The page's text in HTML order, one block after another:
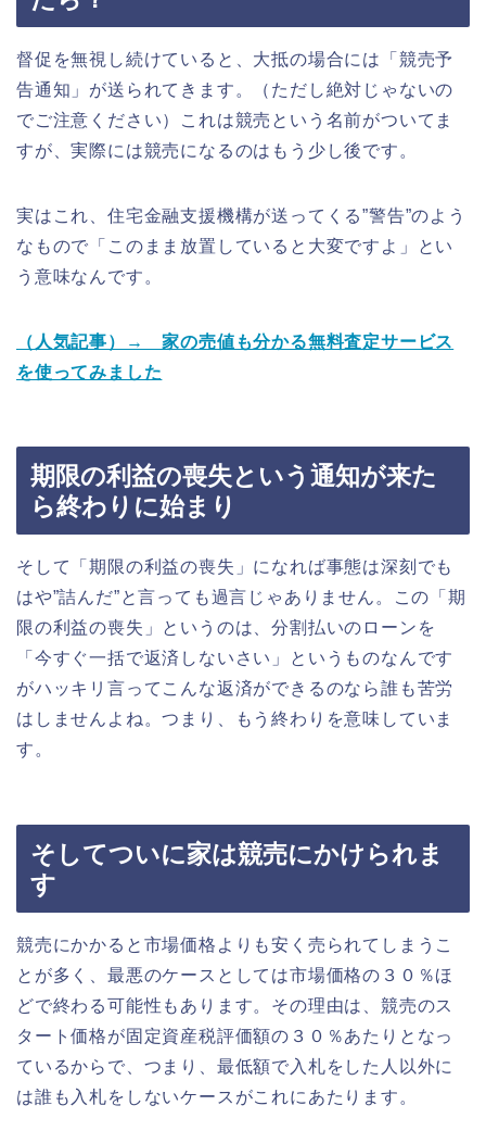
督促を無視し続けていると、大抵の場合には「競売予
告通知」が送られてきます。（ただし絶対じゃないの
でご注意ください）これは競売という名前がついてま
すが、実際には競売になるのはもう少し後です。
実はこれ、住宅金融支援機構が送ってくる”警告”のよう
なもので「このまま放置していると大変ですよ」とい
う意味なんです。
（人気記事）→ 家の売値も分かる無料査定サービス
を使ってみました
期限の利益の喪失という通知が来た
ら終わりに始まり
そして「期限の利益の喪失」になれば事態は深刻でも
はや”詰んだ”と言っても過言じゃありません。この「期
限の利益の喪失」というのは、分割払いのローンを
「今すぐ一括で返済しないさい」というものなんです
がハッキリ言ってこんな返済ができるのなら誰も苦労
はしませんよね。つまり、もう終わりを意味していま
す。
そしてついに家は競売にかけられま
す
競売にかかると市場価格よりも安く売られてしまうこ
とが多く、最悪のケースとしては市場価格の３０％ほ
どで終わる可能性もあります。その理由は、競売のス
タート価格が固定資産税評価額の３０％あたりとなっ
ているからで、つまり、最低額で入札をした人以外に
は誰も入札をしないケースがこれにあたります。